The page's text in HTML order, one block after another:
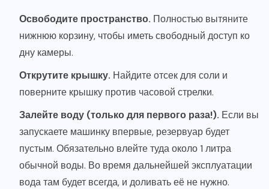
Освободите пространство. Полностью вытяните
нижнюю корзину, чтобы иметь свободный доступ ко
дну камеры.
Открутите крышку. Найдите отсек для соли и
поверните крышку против часовой стрелки.
Залейте воду (только для первого раза!). Если вы
запускаете машинку впервые, резервуар будет
пустым. Обязательно влейте туда около 1 литра
обычной воды. Во время дальнейшей эксплуатации
вода там будет всегда, и доливать её не нужно.